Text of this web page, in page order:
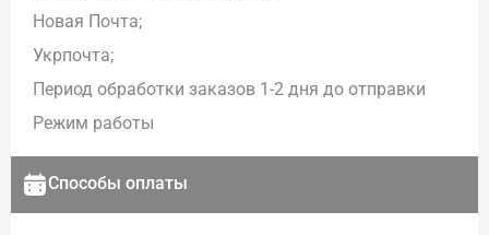
Новая Почта;
Укрпочта;
Период обработки заказов 1-2 дня до отправки
Режим работы
Способы оплаты